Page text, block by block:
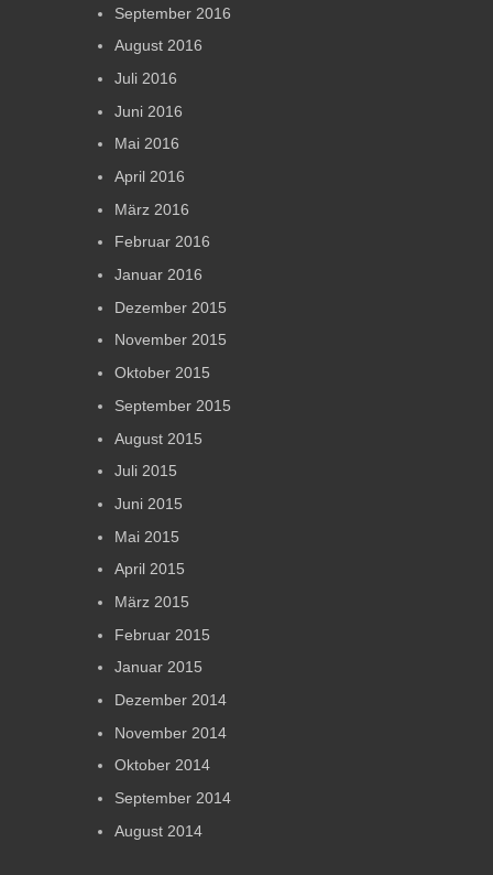
September 2016
August 2016
Juli 2016
Juni 2016
Mai 2016
April 2016
März 2016
Februar 2016
Januar 2016
Dezember 2015
November 2015
Oktober 2015
September 2015
August 2015
Juli 2015
Juni 2015
Mai 2015
April 2015
März 2015
Februar 2015
Januar 2015
Dezember 2014
November 2014
Oktober 2014
September 2014
August 2014